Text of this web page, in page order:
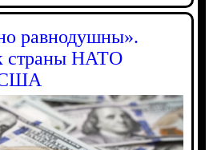
равнодушны».
страны НАТО
США